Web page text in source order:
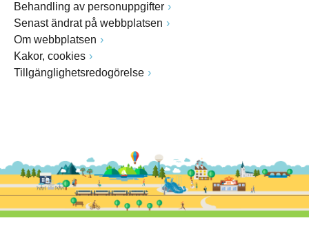
Behandling av personuppgifter
Senast ändrat på webbplatsen
Om webbplatsen
Kakor, cookies
Tillgänglighetsredogörelse